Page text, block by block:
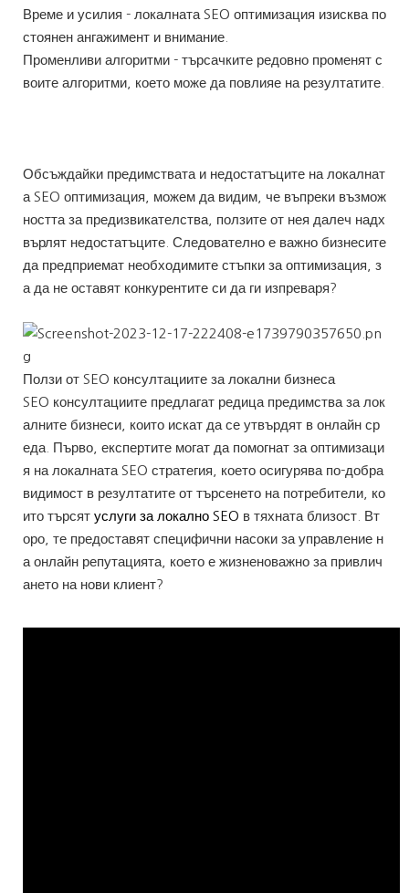
Време и усилия - локалната SEO оптимизация изисква по
стоянен ангажимент и внимание.
Променливи алгоритми - търсачките редовно променят с
воите алгоритми, което може да повлияе на резултатите.
Обсъждайки предимствата и недостатъците на локалнат
а SEO оптимизация, можем да видим, че въпреки възмож
ността за предизвикателства, ползите от нея далеч надх
върлят недостатъците. Следователно е важно бизнесите
да предприемат необходимите стъпки за оптимизация, з
а да не оставят конкурентите си да ги изпреваря?
Ползи от SEO консултациите за локални бизнеса
SEO консултациите предлагат редица предимства за лок
алните бизнеси, които искат да се утвърдят в онлайн ср
еда. Първо, експертите могат да помогнат за оптимизаци
я на локалната SEO стратегия, което осигурява по-добра
видимост в резултатите от търсенето на потребители, ко
ито търсят услуги за локално SEO в тяхната близост. Вт
оро, те предоставят специфични насоки за управление н
а онлайн репутацията, което е жизненоважно за привлич
ането на нови клиент?